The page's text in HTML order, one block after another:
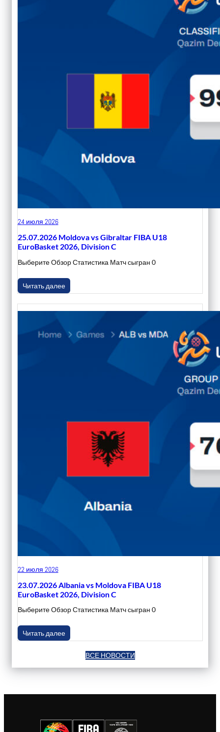
24 июля 2026
25.07.2026 Moldova vs Gibraltar FIBA U18
EuroBasket 2026, Division C
Выберите Обзор Статистика Матч сыгран 0
Читать далее
22 июля 2026
23.07.2026 Albania vs Moldova FIBA U18
EuroBasket 2026, Division C
Выберите Обзор Статистика Матч сыгран 0
Читать далее
ВСЕ НОВОСТИ